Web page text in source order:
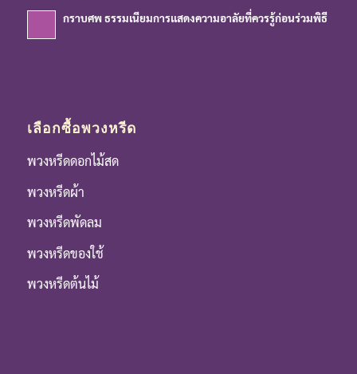
กราบศพ ธรรมเนียมการแสดงความอาลัยที่ควรรู้ก่อนร่วมพิธี
เลือกซื้อพวงหรีด
พวงหรีดดอกไม้สด
พวงหรีดผ้า
พวงหรีดพัดลม
พวงหรีดของใช้
พวงหรีดต้นไม้